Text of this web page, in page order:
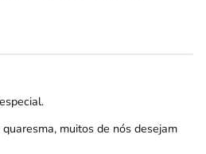
quaresma, muitos de nós desejam